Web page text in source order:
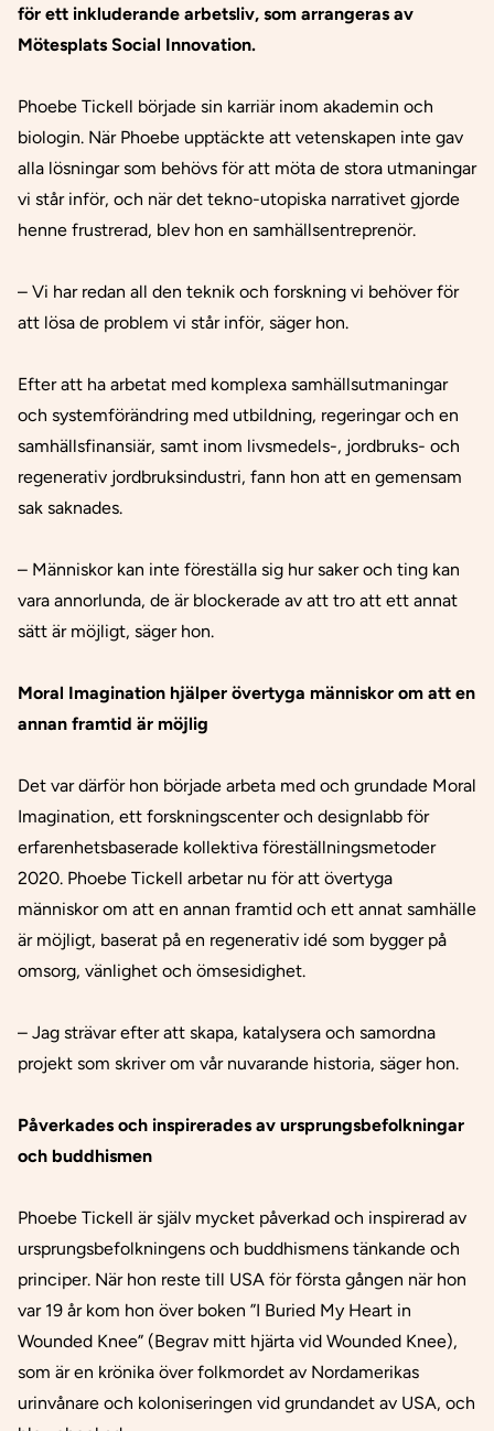
för ett inkluderande arbetsliv, som arrangeras av
Mötesplats Social Innovation.
Phoebe Tickell började sin karriär inom akademin och
biologin. När Phoebe upptäckte att vetenskapen inte gav
alla lösningar som behövs för att möta de stora utmaningar
vi står inför, och när det tekno-utopiska narrativet gjorde
henne frustrerad, blev hon en samhällsentreprenör.
– Vi har redan all den teknik och forskning vi behöver för
att lösa de problem vi står inför, säger hon.
Efter att ha arbetat med komplexa samhällsutmaningar
och systemförändring med utbildning, regeringar och en
samhällsfinansiär, samt inom livsmedels-, jordbruks- och
regenerativ jordbruksindustri, fann hon att en gemensam
sak saknades.
– Människor kan inte föreställa sig hur saker och ting kan
vara annorlunda, de är blockerade av att tro att ett annat
sätt är möjligt, säger hon.
Moral Imagination hjälper övertyga människor om att en
annan framtid är möjlig
Det var därför hon började arbeta med och grundade Moral
Imagination, ett forskningscenter och designlabb för
erfarenhetsbaserade kollektiva föreställningsmetoder
2020. Phoebe Tickell arbetar nu för att övertyga
människor om att en annan framtid och ett annat samhälle
är möjligt, baserat på en regenerativ idé som bygger på
omsorg, vänlighet och ömsesidighet.
– Jag strävar efter att skapa, katalysera och samordna
projekt som skriver om vår nuvarande historia, säger hon.
Påverkades och inspirerades av ursprungsbefolkningar
och buddhismen
Phoebe Tickell är själv mycket påverkad och inspirerad av
ursprungsbefolkningens och buddhismens tänkande och
principer. När hon reste till USA för första gången när hon
var 19 år kom hon över boken ”I Buried My Heart in
Wounded Knee” (Begrav mitt hjärta vid Wounded Knee),
som är en krönika över folkmordet av Nordamerikas
urinvånare och koloniseringen vid grundandet av USA, och